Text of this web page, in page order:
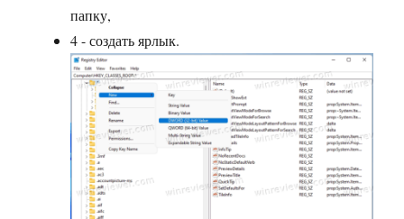
папку,
4 - создать ярлык.